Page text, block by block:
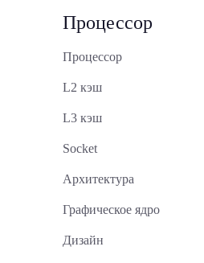
Процессор
Процессор
L2 кэш
L3 кэш
Socket
Архитектура
Графическое ядро
Дизайн